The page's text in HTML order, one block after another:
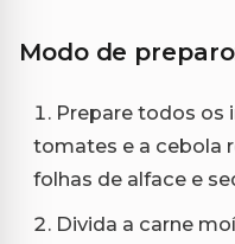
Modo de
Prepare todos os
tomates e a cebola
folhas de alface e
Divida a carne